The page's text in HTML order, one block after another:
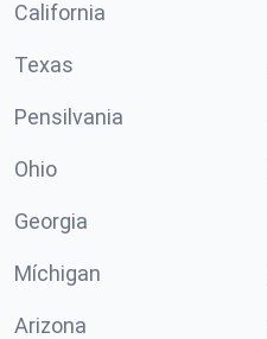
California
Texas
Pensilvania
Ohio
Georgia
Míchigan
Arizona